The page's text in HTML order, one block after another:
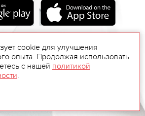
cookie для улучшения
опыта. Продолжая использовать
с нашей политикой
.